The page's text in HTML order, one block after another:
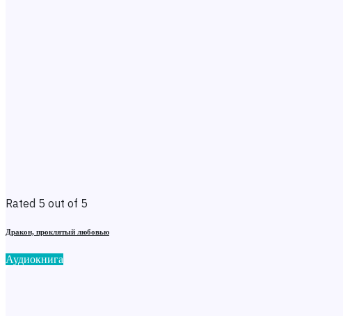
Rated 5 out of 5
Дракон, проклятый любовью
Аудиокнига